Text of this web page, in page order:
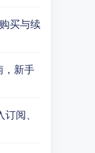
买与续
，新手
阅、